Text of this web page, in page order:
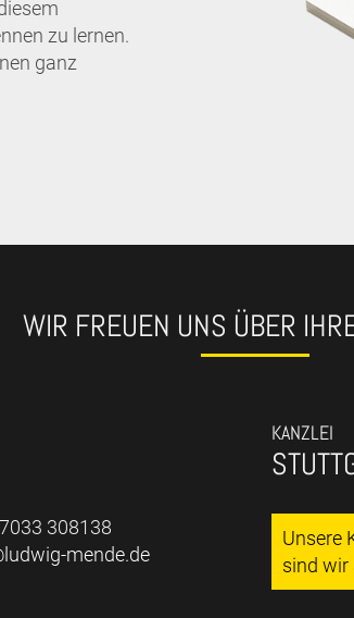
zu lernen.
ganz
WIR FREUEN UNS ÜBER
308138
mende.de
KANZLEI
Unsere
sind wir